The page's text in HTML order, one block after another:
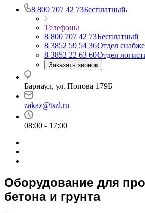
8 800 707 42 73Бесплатный
Телефоны
8 800 707 42 73Бесплатный
8 3852 59 54 36Отдел
8 3852 22 63 60Отдел
Заказать звонок
Барнаул, ул. Попова 179Б
zakaz@tszl.ru
08:00 - 17:00
Оборудование для
бетона и грунта